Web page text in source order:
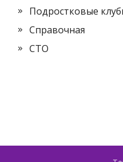
Подростковые
Справочная
СТО